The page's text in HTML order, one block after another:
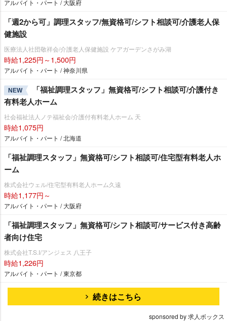
アルバイト・パート / 大阪府
「週2から可」調理スタッフ/無資格可/シフト相談可/介護老人保
健施設
医療法人社団敬祥会/介護老人保健施設 ケアガーデンさがみ湖
時給1,225円～1,500円
アルバイト・パート / 神奈川県
NEW
「福祉調理スタッフ」無資格可/シフト相談可/介護付き
有料老人ホーム
社会福祉法人ノテ福祉会/介護付有料老人ホーム 天
時給1,075円
アルバイト・パート / 北海道
「福祉調理スタッフ」無資格可/シフト相談可/住宅型有料老人ホ
ーム
株式会社ウェル/住宅型有料老人ホーム久遠
時給1,177円～
アルバイト・パート / 大阪府
「福祉調理スタッフ」無資格可/シフト相談可/サービス付き高齢
者向け住宅
株式会社T.S.I/アンジェス 八王子
時給1,226円
アルバイト・パート / 東京都
続きはこちら
sponsored by 求人ボックス